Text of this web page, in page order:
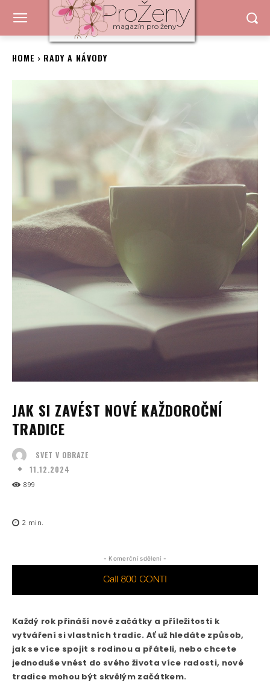
ProŽeny
magazín pro ženy
HOME RADY A NÁVODY
JAK SI ZAVÉST NOVÉ KAŽDOROČNÍ
TRADICE
SVET V OBRAZE
11.12.2024
899
2 min.
- Komerční sdělení -
Každý rok přináší nové začátky a příležitosti k
vytváření si vlastních tradic. Ať už hledáte způsob,
jak se více spojit s rodinou a přáteli, nebo chcete
jednoduše vnést do svého života více radosti, nové
tradice mohou být skvělým začátkem.